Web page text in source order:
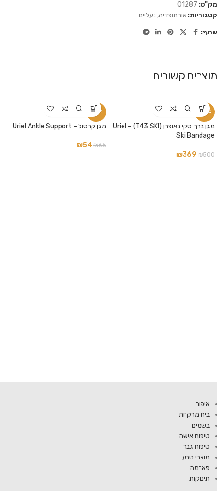
מק"ט: 01287
קטגוריות: אורתופדיה, נעליים
שתף:
מוצרים קשורים
-26%
מגן ברך סקי נאופרן (T43 SKI) – Uriel
Ski Bandage
₪500
₪369
-17%
מגן קרסול – Uriel Ankle Support
₪65
₪54
איפור
בית מרקחת
בשמים
טיפוח אישה
טיפוח גבר
מוצרי טבע
פארמה
תינוקות